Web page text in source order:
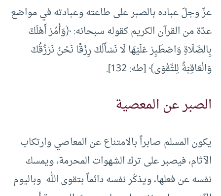
عزّ وجلّ عباده بالصبر على طاعته وعبادته في مواضع
عدّة من القرآن الكريم كقوله سبحانه: ﴿وَأْمُرْ أَهْلَكَ
بِالصَّلَاةِ وَاصْطَبِرْ عَلَيْهَا لَا نَسْأَلُكَ رِزْقًا نَحْنُ نَرْزُقُكَ
وَالْعَاقِبَةُ لِلتَّقْوَى﴾ [طه: 132].
الصبر عن المعصية
يكون المسلم صابراً بالامتناع عن المعاصي وارتكاب
الآثام، فيصبر على ترك الشهوات المحرمة، ويمسك
نفسه عن فعلها، ويذكّر نفسه دائماً بتقوى الله وباليوم